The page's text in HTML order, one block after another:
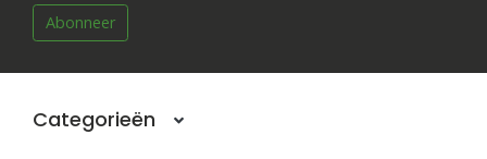
Abonneer
Categorieën